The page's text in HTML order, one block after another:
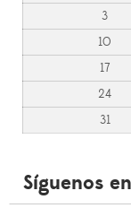
3
10
17
24
31
Síguenos